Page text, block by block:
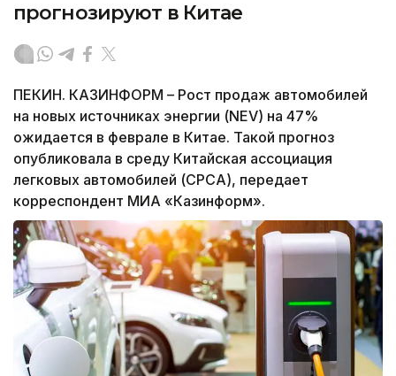
прогнозируют в Китае
ПЕКИН. КАЗИНФОРМ – Рост продаж автомобилей
на новых источниках энергии (NEV) на 47%
ожидается в феврале в Китае. Такой прогноз
опубликовала в среду Китайская ассоциация
легковых автомобилей (CPCA), передает
корреспондент МИА «Казинформ».